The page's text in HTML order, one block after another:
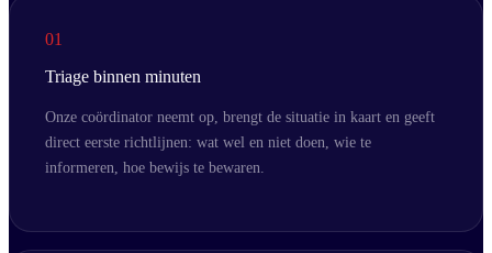
01
Triage binnen minuten
Onze coördinator neemt op, brengt de situatie in kaart en geeft
direct eerste richtlijnen: wat wel en niet doen, wie te
informeren, hoe bewijs te bewaren.